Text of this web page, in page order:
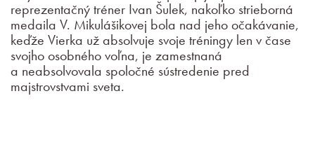
reprezentačný tréner Ivan Šulek, nakoľko strieborná
medaila V. Mikulášikovej bola nad jeho očakávanie,
keďže Vierka už absolvuje svoje tréningy len v čase
svojho osobného voľna, je zamestnaná
a neabsolvovala spoločné sústredenie pred
majstrovstvami sveta.